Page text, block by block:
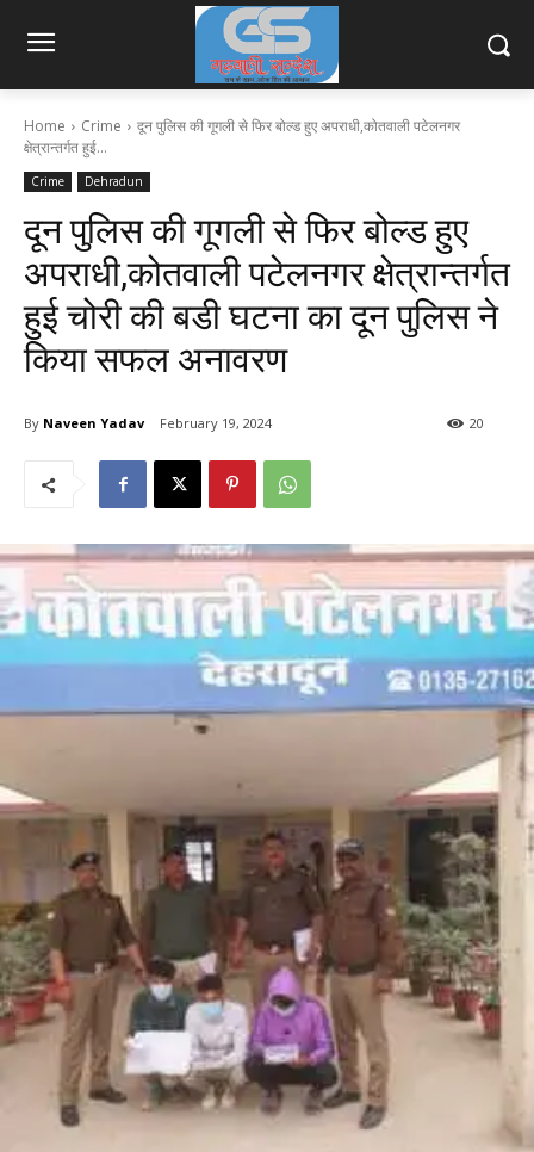
Home Crime
दून पुलिस की गूगली से फिर बोल्ड हुए अपराधी,कोतवाली पटेलनगर
क्षेत्रान्तर्गत हुई...
Crime Dehradun
दून पुलिस की गूगली से फिर बोल्ड हुए
अपराधी,कोतवाली पटेलनगर क्षेत्रान्तर्गत
हुई चोरी की बडी घटना का दून पुलिस ने
किया सफल अनावरण
By Naveen Yadav February 19, 2024 20